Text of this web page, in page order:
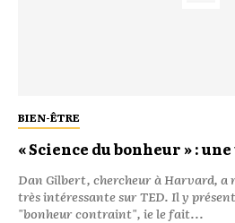
BIEN-ÊTRE
« Science du bonheur » :
Dan Gilbert, chercheur à Harvard, a
très intéressante sur TED. Il y
"bonheur contraint", ie le fait...